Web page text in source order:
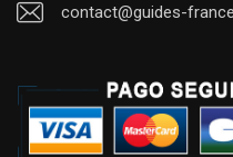
contact@guides-